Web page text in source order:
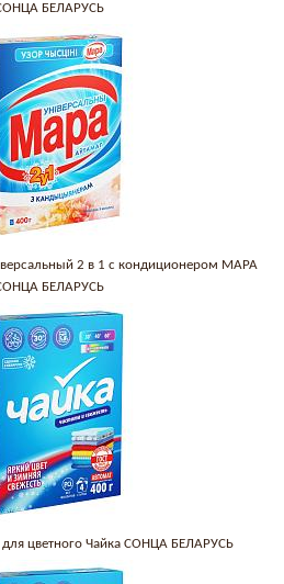
БЕЛАРУСЬ
2 в 1 с кондиционером МАРА
БЕЛАРУСЬ
цветного Чайка СОНЦА БЕЛАРУСЬ